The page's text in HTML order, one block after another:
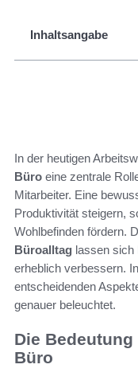
Inhaltsangabe
In der heutigen
Büro eine zentrale
Mitarbeiter. Eine
Produktivität steigern,
Wohlbefinden fördern.
Büroalltag lassen sich
erheblich verbessern.
entscheidenden
genauer beleuchtet.
Die
Büro